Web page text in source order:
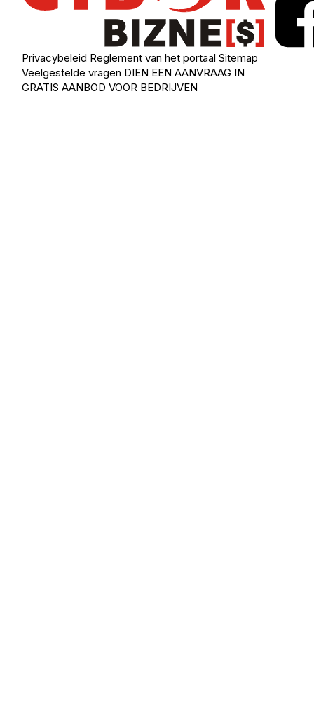
Privacybeleid Reglement van het portaal Sitemap
Veelgestelde vragen DIEN EEN AANVRAAG IN
GRATIS AANBOD VOOR BEDRIJVEN